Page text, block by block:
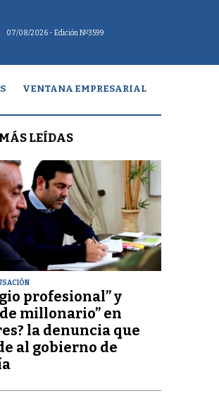
07/08/2026 - Edición Nº3599
VENTANA EMPRESARIAL
LEÍDAS
profesional” y
millonario” en
la denuncia que
al gobierno de